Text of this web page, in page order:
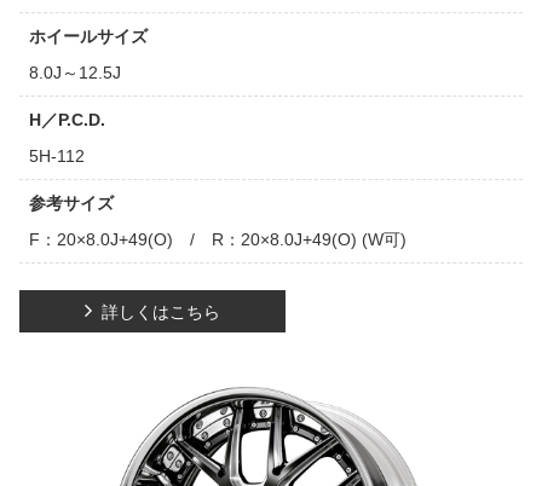
ホイールサイズ
8.0J～12.5J
H／P.C.D.
5H-112
参考サイズ
F：20×8.0J+49(O) / R：20×8.0J+49(O) (W可)
詳しくはこちら